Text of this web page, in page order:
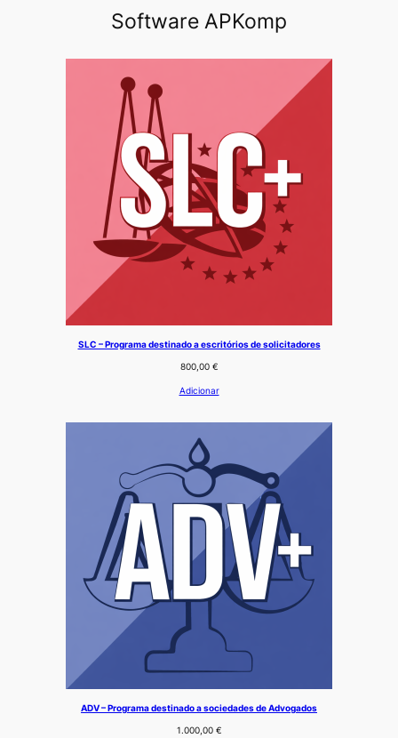
Software APKomp
SLC – Programa destinado a escritórios de solicitadores
800,00 €
Adicionar
ADV – Programa destinado a sociedades de Advogados
1.000,00 €